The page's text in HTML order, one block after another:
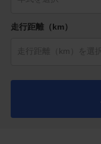
走行距離（km）